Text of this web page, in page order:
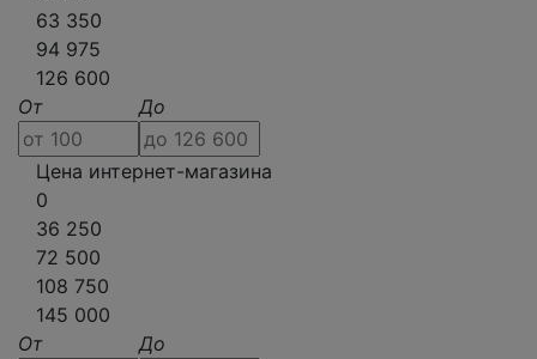
63 350
94 975
126 600
От
До
Цена интернет-магазина
0
36 250
72 500
108 750
145 000
От
До